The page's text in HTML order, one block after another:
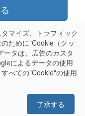
プ
マイズ、トラフィック
ために"Cookie（クッ
ータは、広告のカスタ
によるデータの使用
べての"Cookie"の使用
了承する